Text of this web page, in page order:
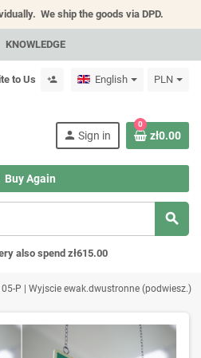
We ship the goods via DPD.
KNOWLEDGE
to Us person_add English PLN
search
person Sign in
Buy Again
0
zł0.00
also spend zł615.00
P | Wyjscie ewak.dwustronne (podwiesz.)